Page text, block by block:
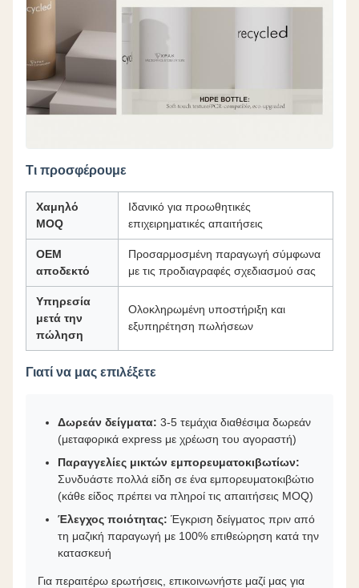
Τι προσφέρουμε
Χαμηλό
MOQ
Ιδανικό για προωθητικές
επιχειρηματικές απαιτήσεις
OEM
αποδεκτό
Προσαρμοσμένη παραγωγή σύμφωνα
με τις προδιαγραφές σχεδιασμού σας
Υπηρεσία
μετά την
πώληση
Ολοκληρωμένη υποστήριξη και
εξυπηρέτηση πωλήσεων
Γιατί να μας επιλέξετε
Δωρεάν δείγματα: 3-5 τεμάχια διαθέσιμα δωρεάν
(μεταφορικά express με χρέωση του αγοραστή)
Παραγγελίες μικτών εμπορευματοκιβωτίων:
Συνδυάστε πολλά είδη σε ένα εμπορευματοκιβώτιο
(κάθε είδος πρέπει να πληροί τις απαιτήσεις MOQ)
Έλεγχος ποιότητας: Έγκριση δείγματος πριν από
τη μαζική παραγωγή με 100% επιθεώρηση κατά την
κατασκευή
Για περαιτέρω ερωτήσεις, επικοινωνήστε μαζί μας για